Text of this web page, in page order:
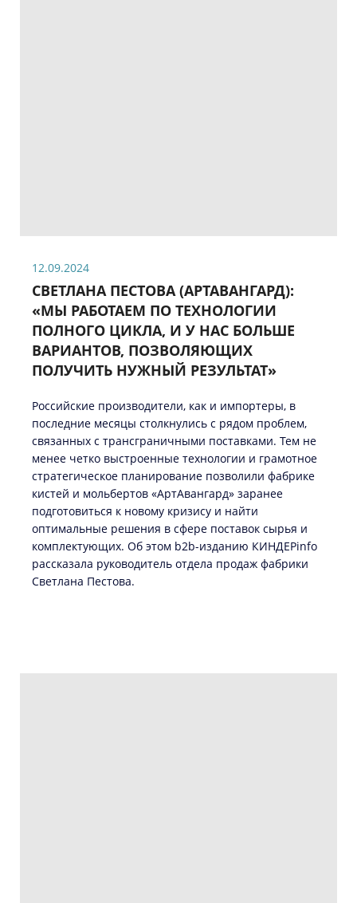
12.09.2024
СВЕТЛАНА ПЕСТОВА (АРТАВАНГАРД):
«МЫ РАБОТАЕМ ПО ТЕХНОЛОГИИ
ПОЛНОГО ЦИКЛА, И У НАС БОЛЬШЕ
ВАРИАНТОВ, ПОЗВОЛЯЮЩИХ
ПОЛУЧИТЬ НУЖНЫЙ РЕЗУЛЬТАТ»
Российские производители, как и импортеры, в
последние месяцы столкнулись с рядом проблем,
связанных с трансграничными поставками. Тем не
менее четко выстроенные технологии и грамотное
стратегическое планирование позволили фабрике
кистей и мольбертов «АртАвангард» заранее
подготовиться к новому кризису и найти
оптимальные решения в сфере поставок сырья и
комплектующих. Об этом b2b-изданию КИНДЕРinfo
рассказала руководитель отдела продаж фабрики
Светлана Пестова.